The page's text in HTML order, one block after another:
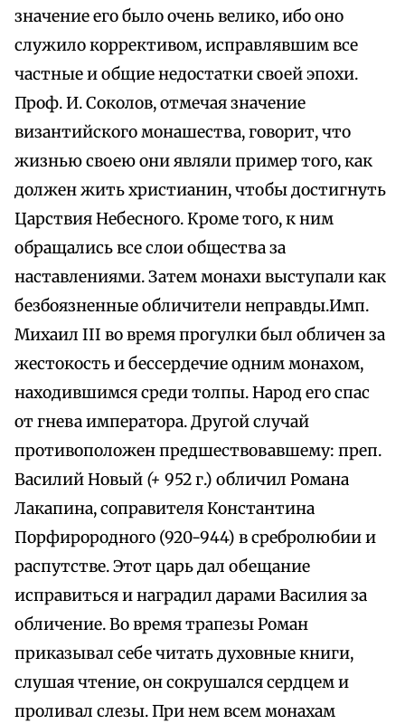
значение его было очень велико, ибо оно
служило коррективом, исправлявшим все
частные и общие недостатки своей эпохи.
Проф. И. Соколов, отмечая значение
византийского монашества, говорит, что
жизнью своею они являли пример того, как
должен жить христианин, чтобы достигнуть
Царствия Небесного. Кроме того, к ним
обращались все слои общества за
наставлениями. Затем монахи выступали как
безбоязненные обличители неправды.Имп.
Михаил III во время прогулки был обличен за
жестокость и бессердечие одним монахом,
находившимся среди толпы. Народ его спас
от гнева императора. Другой случай
противоположен предшествовавшему: преп.
Василий Новый (+ 952 г.) обличил Романа
Лакапина, соправителя Константина
Порфирородного (920-944) в сребролюбии и
распутстве. Этот царь дал обещание
исправиться и наградил дарами Василия за
обличение. Во время трапезы Роман
приказывал себе читать духовные книги,
слушая чтение, он сокрушался сердцем и
проливал слезы. При нем всем монахам